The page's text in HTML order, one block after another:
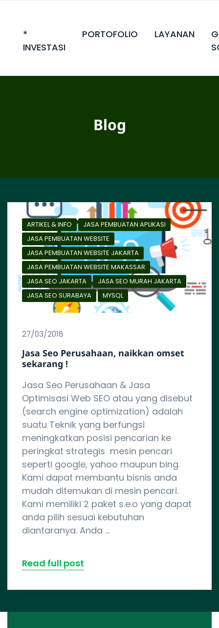
*
INVESTASI
PORTOFOLIO LAYANAN
Blog
ARTIKEL & INFO
JASA PEMBUATAN APLIKASI
JASA PEMBUATAN WEBSITE
JASA PEMBUATAN WEBSITE JAKARTA
JASA PEMBUATAN WEBSITE MAKASSAR
JASA SEO JAKARTA
JASA SEO MURAH JAKARTA
JASA SEO SURABAYA
MYSQL
27/03/2018
Jasa Seo Perusahaan, naikkan omset
sekarang !
Jasa Seo Perusahaan & Jasa
Optimisasi Web SEO atau yang disebut
(search engine optimization) adalah
suatu Teknik yang berfungsi
meningkatkan posisi pencarian ke
peringkat strategis mesin pencari
seperti google, yahoo maupun bing.
Kami dapat membantu bisnis anda
mudah ditemukan di mesin pencari.
Kami memiliki 2 paket s.e.o yang dapat
anda pilih sesuai kebutuhan
diantaranya. Anda …
Read full post